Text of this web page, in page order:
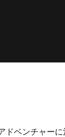
ドベンチャー